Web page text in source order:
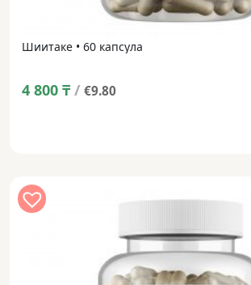
Шиитаке • 60 капсула
4 800 ₸ / €9.80